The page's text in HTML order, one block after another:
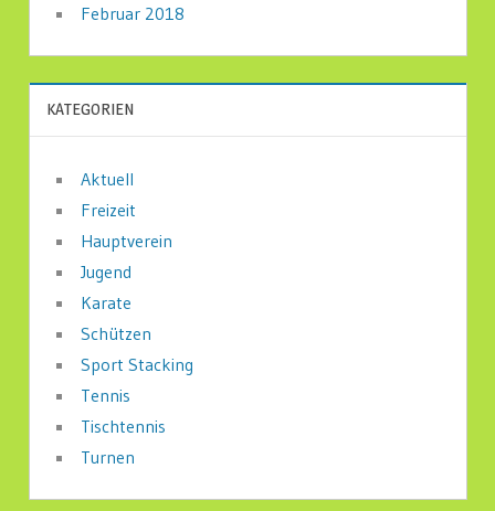
Februar 2018
KATEGORIEN
Aktuell
Freizeit
Hauptverein
Jugend
Karate
Schützen
Sport Stacking
Tennis
Tischtennis
Turnen